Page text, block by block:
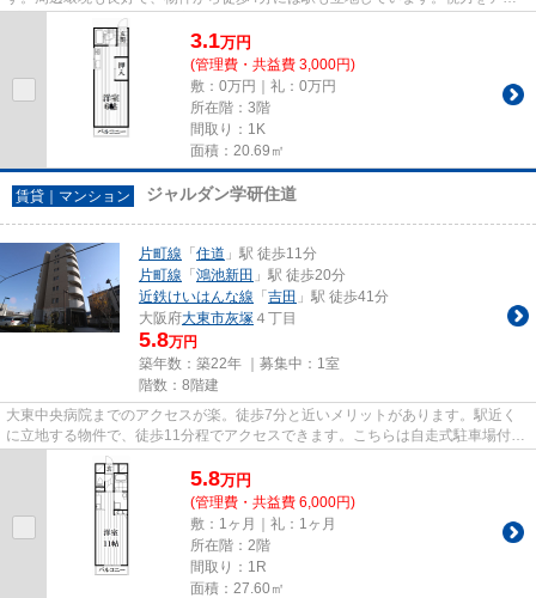
プしたい方はこちらの眺望良好な...
3.1万円
(管理費・共益費 3,000円)
敷：0万円｜礼：0万円
所在階：3階
間取り：1K
面積：20.69㎡
賃貸｜マンション ジャルダン学研住道
片町線 「 住道 」駅 徒歩11分
片町線 「 鴻池新田 」駅 徒歩20分
近鉄けいはんな線 「 吉田 」駅 徒歩41分
大阪府大東市灰塚 ４丁目
5.8万円
築年数：築22年 ｜募集中： 1室
階数：8階建
大東中央病院までのアクセスが楽。徒歩7分と近いメリットがあります。駅近く
に立地する物件で、徒歩11分程でアクセスできます。こちらは自走式駐車場付き
の物件です。2駅利用可能なア...
5.8万円
(管理費・共益費 6,000円)
敷：1ヶ月｜礼：1ヶ月
所在階：2階
間取り：1R
面積：27.60㎡